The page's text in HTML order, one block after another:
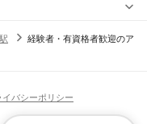
バー（BAR）・バーテンダー
経験者・有資格者歓迎のア
バシーポリシー